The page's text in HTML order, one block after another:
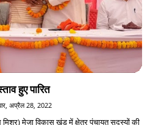
हुए पारित
अप्रैल 28, 2022
मिश्र) मेजा विकास खंड में क्षेत्र पंचायत सदस्यों की